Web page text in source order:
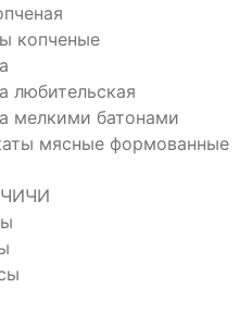
копченые
любительская
мелкими батонами
мясные формованные